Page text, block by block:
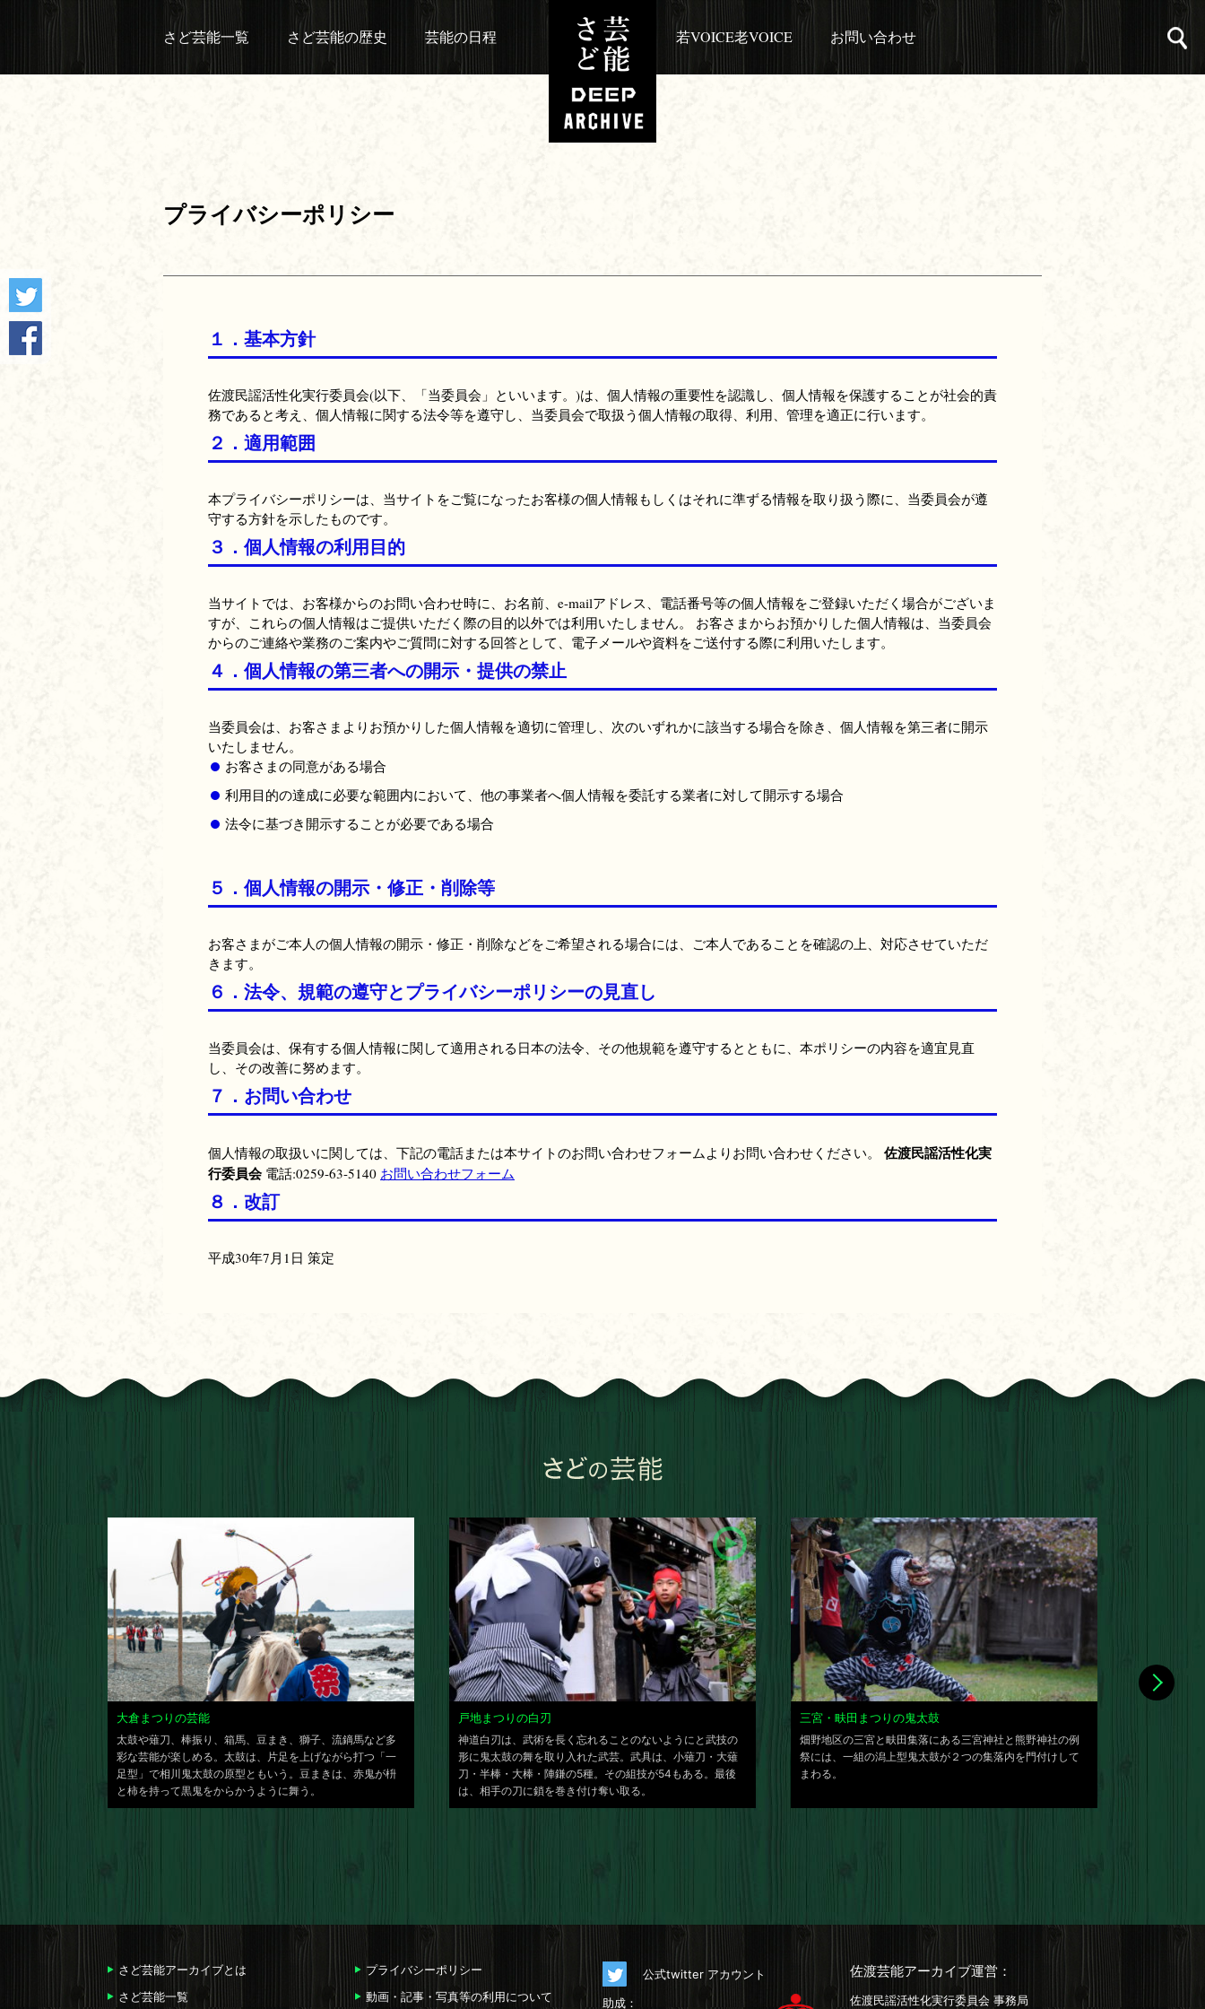
さど芸能一覧 さど芸能の歴史 芸能の日程 若VOICE老VOICE お問い合わせ
プライバシーポリシー
１．基本方針
佐渡民謡活性化実行委員会(以下、「当委員会」といいます。)は、個人情報の重要性を認識し、個人情報を保護することが社会的責
務であると考え、個人情報に関する法令等を遵守し、当委員会で取扱う個人情報の取得、利用、管理を適正に行います。
２．適用範囲
本プライバシーポリシーは、当サイトをご覧になったお客様の個人情報もしくはそれに準ずる情報を取り扱う際に、当委員会が遵
守する方針を示したものです。
３．個人情報の利用目的
当サイトでは、お客様からのお問い合わせ時に、お名前、e-mailアドレス、電話番号等の個人情報をご登録いただく場合がございま
すが、これらの個人情報はご提供いただく際の目的以外では利用いたしません。 お客さまからお預かりした個人情報は、当委員会
からのご連絡や業務のご案内やご質問に対する回答として、電子メールや資料をご送付する際に利用いたします。
４．個人情報の第三者への開示・提供の禁止
当委員会は、お客さまよりお預かりした個人情報を適切に管理し、次のいずれかに該当する場合を除き、個人情報を第三者に開示
いたしません。
お客さまの同意がある場合
利用目的の達成に必要な範囲内において、他の事業者へ個人情報を委託する業者に対して開示する場合
法令に基づき開示することが必要である場合
５．個人情報の開示・修正・削除等
お客さまがご本人の個人情報の開示・修正・削除などをご希望される場合には、ご本人であることを確認の上、対応させていただ
きます。
６．法令、規範の遵守とプライバシーポリシーの見直し
当委員会は、保有する個人情報に関して適用される日本の法令、その他規範を遵守するとともに、本ポリシーの内容を適宜見直
し、その改善に努めます。
７．お問い合わせ
個人情報の取扱いに関しては、下記の電話または本サイトのお問い合わせフォームよりお問い合わせください。 佐渡民謡活性化実
行委員会電話:0259-63-5140 お問い合わせフォーム
８．改訂
平成30年7月1日 策定
大倉まつりの芸能
太鼓や薙刀、棒振り、箱馬、豆まき、獅子、流鏑馬など多
彩な芸能が楽しめる。太鼓は、片足を上げながら打つ「一
足型」で相川鬼太鼓の原型ともいう。豆まきは、赤鬼が枡
と柿を持って黒鬼をからかうように舞う。
戸地まつりの白刃
神道白刃は、武術を長く忘れることのないようにと武技の
形に鬼太鼓の舞を取り入れた武芸。武具は、小薙刀・大薙
刀・半棒・大棒・陣鎌の5種。その組技が54もある。最後
は、相手の刀に鎖を巻き付け奪い取る。
三宮・畉田まつりの鬼太鼓
畑野地区の三宮と畉田集落にある三宮神社と熊野神社の例
祭には、一組の潟上型鬼太鼓が２つの集落内を門付けして
まわる。
さど芸能アーカイブとは
さど芸能一覧
プライバシーポリシー
動画・記事・写真等の利用について
公式twitter アカウント
助成：
佐渡芸能アーカイブ運営：
佐渡民謡活性化実行委員会 事務局